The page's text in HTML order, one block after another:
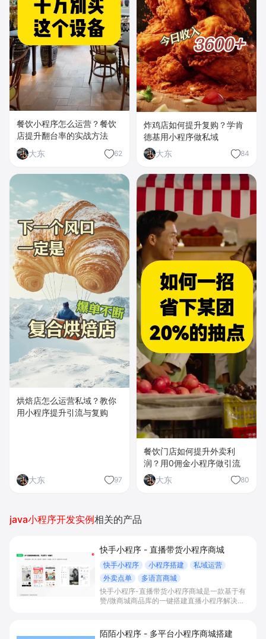
餐饮小程序怎么运营？餐饮
店提升翻台率的实战方法
大东
62
炸鸡店如何提升复购？学肯
德基用小程序做私域
大东
84
烘焙店怎么运营私域？教你
用小程序提升引流与复购
大东 97
餐饮门店如何提升外卖利
润？用0佣金小程序做引流
大东
80
java小程序开发实例相关的产品
快手小程序 - 直播带货小程序商城
快手小程序 小程序搭建
私域运营
外卖点单
多语言商城
快手小程序-直播带货小程序商城是一款基于有
赞/微商城商品库的一键搭建直播小程序解决方
短下单路径、沉淀私域会员并提升转化与复购。
陌陌小程序 - 多平台小程序商城搭建